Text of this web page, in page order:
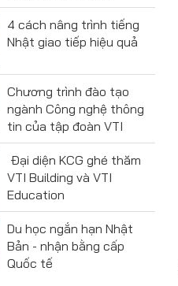
4 cách nâng trình tiếng
Nhật giao tiếp hiệu quả
Chương trình đào tạo
ngành Công nghệ thông
tin của tập đoàn VTI
Đại diện KCG ghé thăm
VTI Building và VTI
Education
Du học ngắn hạn Nhật
Bản - nhận bằng cấp
Quốc tế